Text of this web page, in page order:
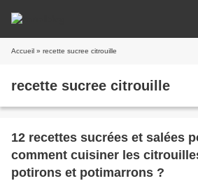
Accueil » recette sucree citrouille
recette sucree citrouille
12 recettes sucrées et salées
comment cuisiner les
potirons et potimarrons ?